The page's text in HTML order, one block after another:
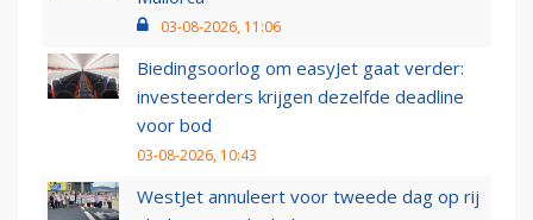
03-08-2026, 11:06
Biedingsoorlog om easyJet gaat verder:
investeerders krijgen dezelfde deadline
voor bod
03-08-2026, 10:43
WestJet annuleert voor tweede dag op rij